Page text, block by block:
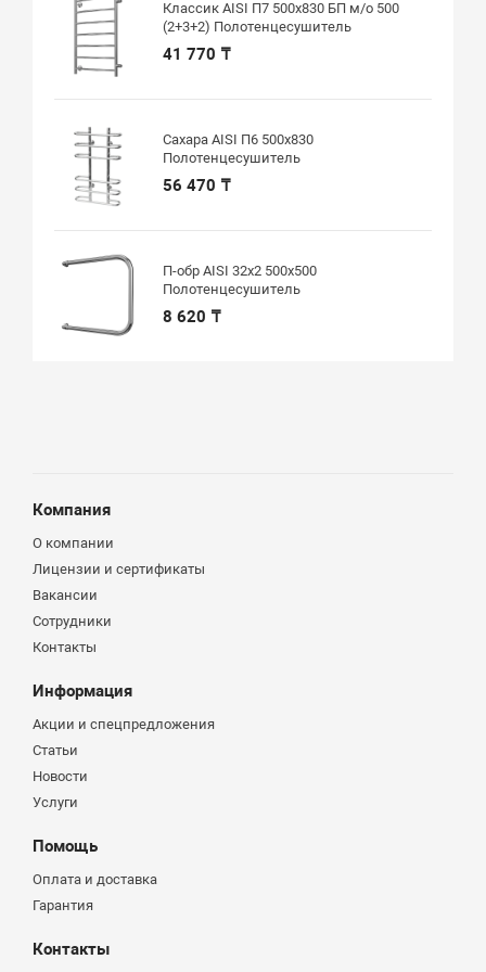
Классик AISI П7 500х830 БП м/о 500
(2+3+2) Полотенцесушитель
41 770 ₸
Сахара AISI П6 500х830
Полотенцесушитель
56 470 ₸
П-обр AISI 32х2 500х500
Полотенцесушитель
8 620 ₸
Компания
О компании
Лицензии и сертификаты
Вакансии
Сотрудники
Контакты
Информация
Акции и спецпредложения
Статьи
Новости
Услуги
Помощь
Оплата и доставка
Гарантия
Контакты